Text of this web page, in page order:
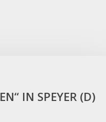
IN SPEYER (D)